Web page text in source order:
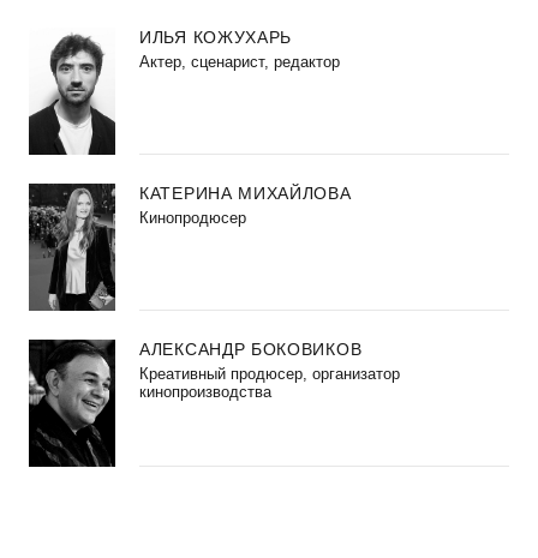
ИЛЬЯ КОЖУХАРЬ
Актер, сценарист, редактор
КАТЕРИНА МИХАЙЛОВА
Кинопродюсер
АЛЕКСАНДР БОКОВИКОВ
Креативный продюсер, организатор
кинопроизводства